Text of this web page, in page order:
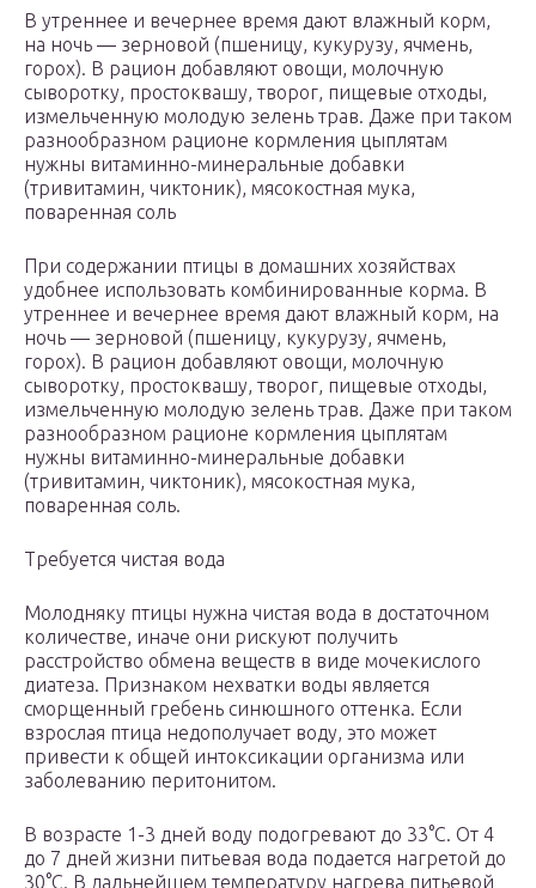
В утреннее и вечернее время дают влажный корм,
на ночь — зерновой (пшеницу, кукурузу, ячмень,
горох). В рацион добавляют овощи, молочную
сыворотку, простоквашу, творог, пищевые отходы,
измельченную молодую зелень трав. Даже при таком
разнообразном рационе кормления цыплятам
нужны витаминно-минеральные добавки
(тривитамин, чиктоник), мясокостная мука,
поваренная соль
При содержании птицы в домашних хозяйствах
удобнее использовать комбинированные корма. В
утреннее и вечернее время дают влажный корм, на
ночь — зерновой (пшеницу, кукурузу, ячмень,
горох). В рацион добавляют овощи, молочную
сыворотку, простоквашу, творог, пищевые отходы,
измельченную молодую зелень трав. Даже при таком
разнообразном рационе кормления цыплятам
нужны витаминно-минеральные добавки
(тривитамин, чиктоник), мясокостная мука,
поваренная соль.
Требуется чистая вода
Молодняку птицы нужна чистая вода в достаточном
количестве, иначе они рискуют получить
расстройство обмена веществ в виде мочекислого
диатеза. Признаком нехватки воды является
сморщенный гребень синюшного оттенка. Если
взрослая птица недополучает воду, это может
привести к общей интоксикации организма или
заболеванию перитонитом.
В возрасте 1-3 дней воду подогревают до 33°С. От 4
до 7 дней жизни питьевая вода подается нагретой до
30°С. В дальнейшем температуру нагрева питьевой